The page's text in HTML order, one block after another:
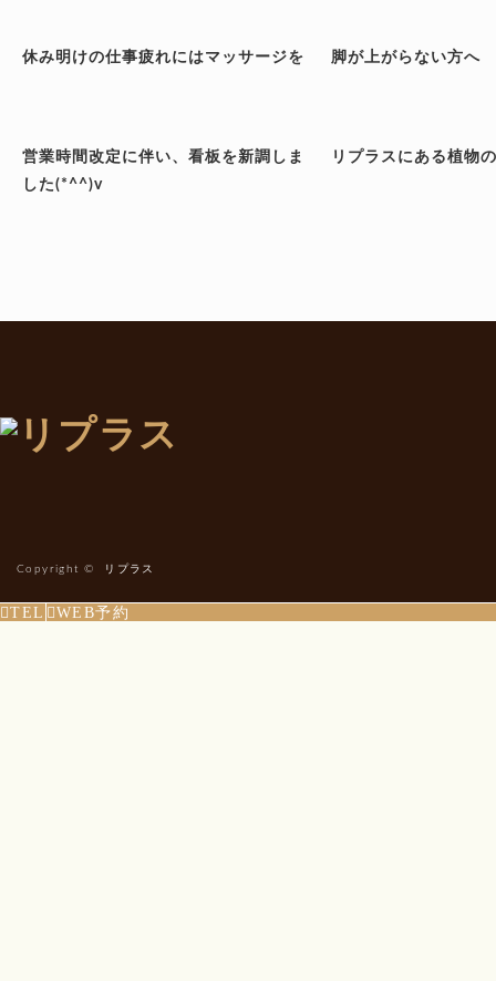
休み明けの仕事疲れにはマッサージを 脚が上がらない方へ
営業時間改定に伴い、看板を新調しま
した(*^^)v
リプラスにある植物
Copyright © リプラス
TEL WEB予約